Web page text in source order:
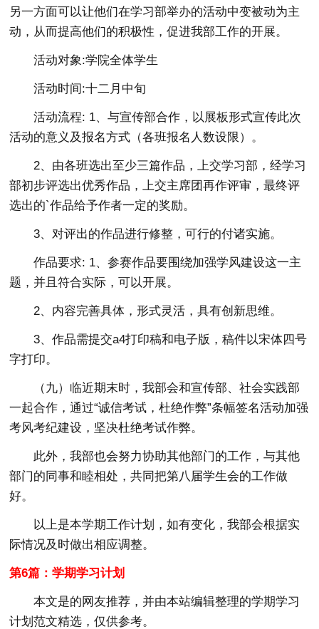
另一方面可以让他们在学习部举办的活动中变被动为主
动，从而提高他们的积极性，促进我部工作的开展。
活动对象:学院全体学生
活动时间:十二月中旬
活动流程: 1、与宣传部合作，以展板形式宣传此次
活动的意义及报名方式（各班报名人数设限）。
2、由各班选出至少三篇作品，上交学习部，经学习
部初步评选出优秀作品，上交主席团再作评审，最终评
选出的`作品给予作者一定的奖励。
3、对评出的作品进行修整，可行的付诸实施。
作品要求: 1、参赛作品要围绕加强学风建设这一主
题，并且符合实际，可以开展。
2、内容完善具体，形式灵活，具有创新思维。
3、作品需提交a4打印稿和电子版，稿件以宋体四号
字打印。
（九）临近期末时，我部会和宣传部、社会实践部
一起合作，通过“诚信考试，杜绝作弊”条幅签名活动加强
考风考纪建设，坚决杜绝考试作弊。
此外，我部也会努力协助其他部门的工作，与其他
部门的同事和睦相处，共同把第八届学生会的工作做
好。
以上是本学期工作计划，如有变化，我部会根据实
际情况及时做出相应调整。
第6篇：学期学习计划
本文是的网友推荐，并由本站编辑整理的学期学习
计划范文精选，仅供参考。